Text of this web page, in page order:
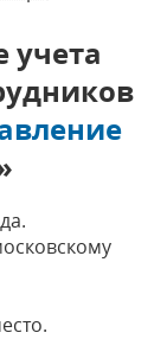
учета